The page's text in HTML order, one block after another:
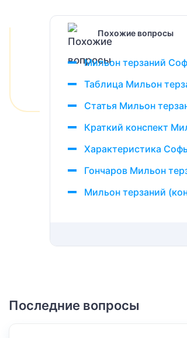
Похожие вопросы
Мильон терзаний
Таблица Мильон
Статья Мильон
Краткий конспект
Характеристика
Гончаров Мильон
Мильон терзаний
Последние вопросы